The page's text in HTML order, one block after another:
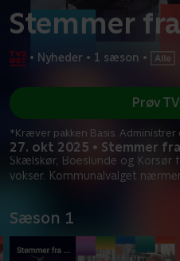
Stemmer
• Nyheder • 1 sæson •
27. okt 2025 • Stemmer
Skælskør, Boeslunde og Korsør
vokser. Kommunalvalget
Prøv
*Kræver pakken Basis. Administrer
Sæson 1